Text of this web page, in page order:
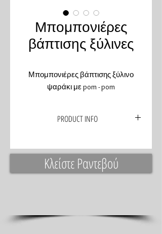
Μπομπονιέρες
βάπτισης ξύλινες
Μπομπονιέρες βάπτισης ξύλινο
ψαράκι με pom - pom
PRODUCT INFO
σε ξύλο στα σχεδια και χρώματα που
θέλετε
Κλείστε Ραντεβού